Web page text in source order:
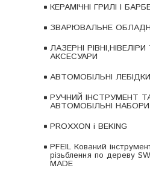
КЕРАМІЧНІ ГРИЛІ І
ЗВАРЮВАЛЬНЕ
ЛАЗЕРНІ
АКСЕСУАРИ
АВТОМОБІЛЬНІ ЛЕБІДКИ
РУЧНИЙ ІНСТРУМЕНТ
АВТОМОБІЛЬНІ НАБОРИ
PROXXON і BEKING
PFEIL Кований
різьблення по дереву
MADE